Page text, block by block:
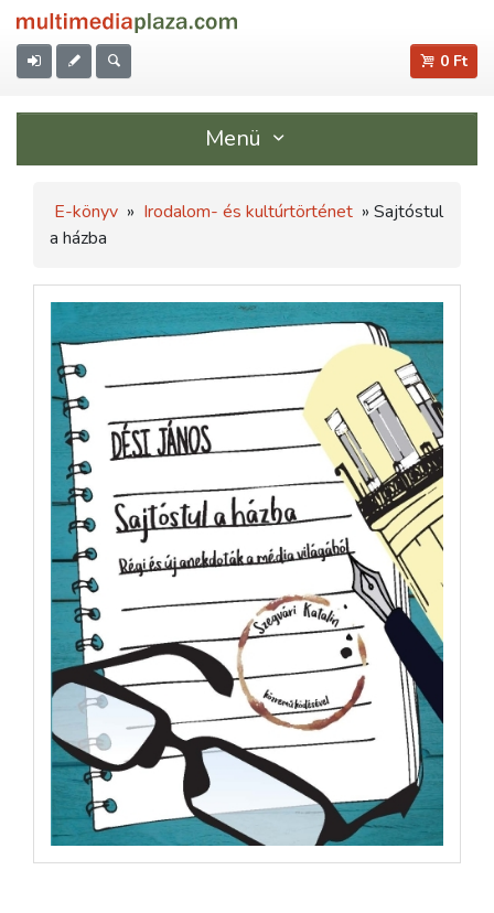
0 Ft
Menü
E-könyv » Irodalom- és kultúrtörténet » Sajtóstul
a házba